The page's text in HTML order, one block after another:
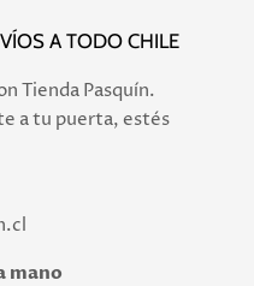
A TODO CHILE
Tienda Pasquín.
a tu puerta, estés
mano